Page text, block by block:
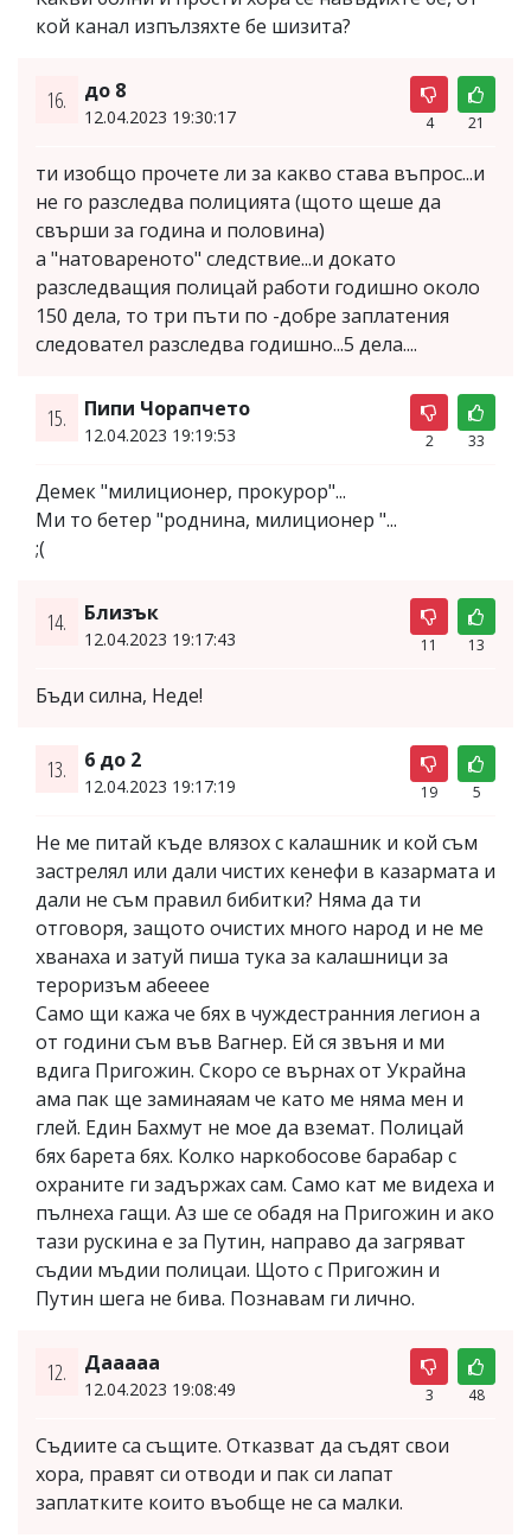
кой канал изпълзяхте бе шизита?
16. до 8
12.04.2023 19:30:17 4 21
ти изобщо прочете ли за какво става въпрос...и
не го разследва полицията (щото щеше да
свърши за година и половина)
а "натовареното" следствие...и докато
разследващия полицай работи годишно около
150 дела, то три пъти по -добре заплатения
следовател разследва годишно...5 дела....
15. Пипи Чорапчето
12.04.2023 19:19:53 2 33
Демек "милиционер, прокурор"...
Ми то бетер "роднина, милиционер "...
;(
14. Близък
12.04.2023 19:17:43 11 13
Бъди силна, Неде!
13. 6 до 2
12.04.2023 19:17:19 19 5
Не ме питай къде влязох с калашник и кой съм
застрелял или дали чистих кенефи в казармата и
дали не съм правил бибитки? Няма да ти
отговоря, защото очистих много народ и не ме
хванаха и затуй пиша тука за калашници за
тероризъм абееее
Само щи кажа че бях в чуждестранния легион а
от години съм във Вагнер. Ей ся звъня и ми
вдига Пригожин. Скоро се върнах от Украйна
ама пак ще заминаяам че като ме няма мен и
глей. Един Бахмут не мое да вземат. Полицай
бях барета бях. Колко наркобосове барабар с
охраните ги задържах сам. Само кат ме видеха и
пълнеха гащи. Аз ше се обадя на Пригожин и ако
тази рускина е за Путин, направо да загряват
съдии мъдии полицаи. Щото с Пригожин и
Путин шега не бива. Познавам ги лично.
12. Дааааа
12.04.2023 19:08:49 3 48
Съдиите са същите. Отказват да съдят свои
хора, правят си отводи и пак си лапат
заплатките които въобще не са малки.